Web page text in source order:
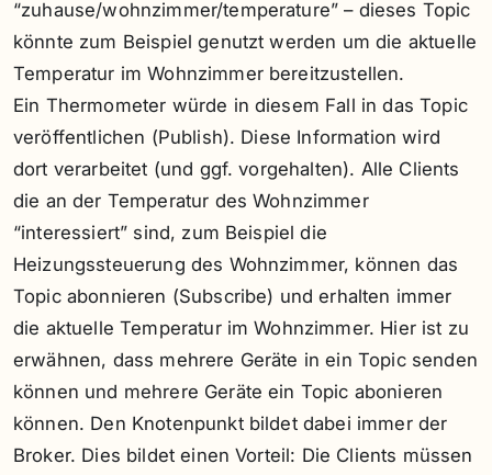
“zuhause/wohnzimmer/temperature” – dieses Topic
könnte zum Beispiel genutzt werden um die aktuelle
Temperatur im Wohnzimmer bereitzustellen.
Ein Thermometer würde in diesem Fall in das Topic
veröffentlichen (Publish). Diese Information wird
dort verarbeitet (und ggf. vorgehalten). Alle Clients
die an der Temperatur des Wohnzimmer
“interessiert” sind, zum Beispiel die
Heizungssteuerung des Wohnzimmer, können das
Topic abonnieren (Subscribe) und erhalten immer
die aktuelle Temperatur im Wohnzimmer. Hier ist zu
erwähnen, dass mehrere Geräte in ein Topic senden
können und mehrere Geräte ein Topic abonieren
können. Den Knotenpunkt bildet dabei immer der
Broker. Dies bildet einen Vorteil: Die Clients müssen